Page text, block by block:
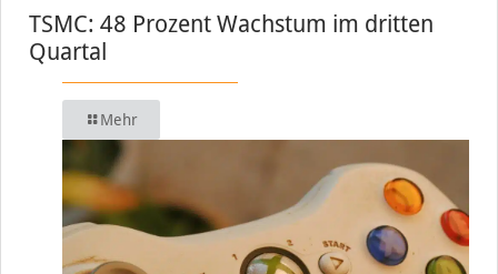
TSMC: 48 Prozent Wachstum im dritten
Quartal
Mehr